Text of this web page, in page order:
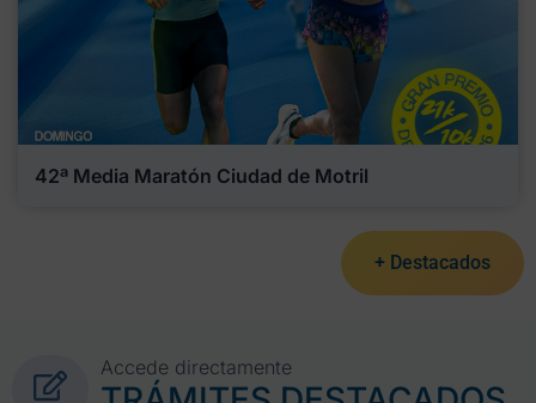
42ª Media Maratón Ciudad de Motril
+ Destacados
Accede directamente